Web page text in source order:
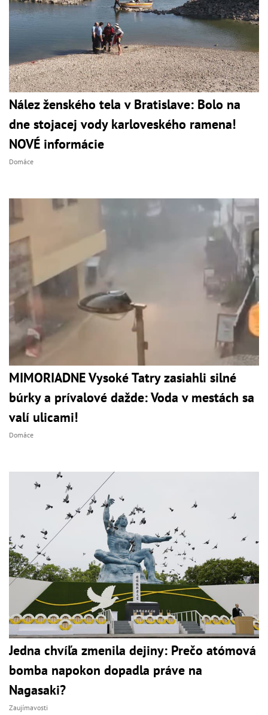
Nález ženského tela v Bratislave: Bolo na
dne stojacej vody karloveského ramena!
NOVÉ informácie
Domáce
MIMORIADNE Vysoké Tatry zasiahli silné
búrky a prívalové dažde: Voda v mestách sa
valí ulicami!
Domáce
Jedna chvíľa zmenila dejiny: Prečo atómová
bomba napokon dopadla práve na
Nagasaki?
Zaujímavosti